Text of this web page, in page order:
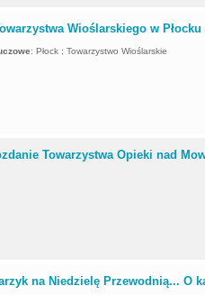
Wioślarskiego w Płocku
:Płock ; Towarzystwo Wioślarskie
Towarzystwa Opieki nad
na Niedzielę Przewodnią... O